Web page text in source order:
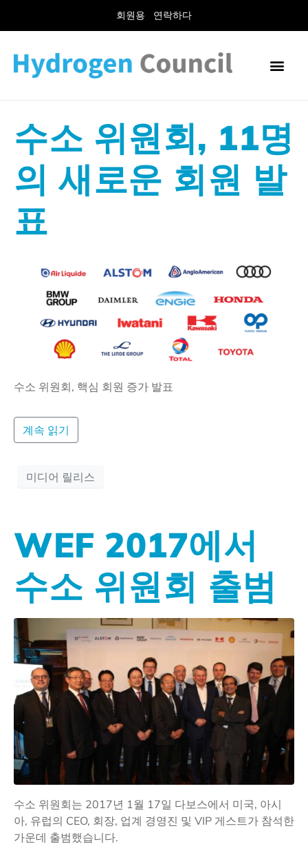
회원용 연락하다
수소 위원회, 11명
의 새로운 회원 발
표
수소 위원회, 핵심 회원 증가 발표
계속 읽기
미디어 릴리스
WEF 2017에서
수소 위원회 출범
수소 위원회는 2017년 1월 17일 다보스에서 미국, 아시
아, 유럽의 CEO, 회장, 업계 경영진 및 VIP 게스트가 참석한
가운데 출범했습니다.